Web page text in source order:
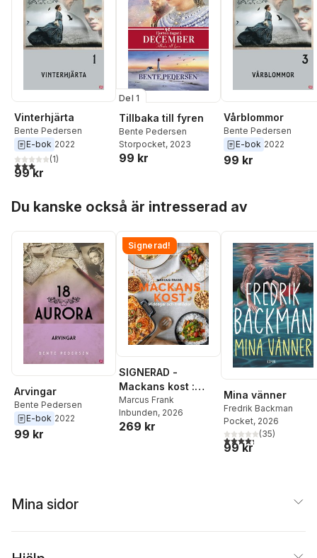
Vinterhjärta
Bente Pedersen
E-bok 2022
3,0utav 5 stjärnor. Totalt antal röster:
(1)
99 kr
Del 1
Tillbaka till fyren
Bente Pedersen
Storpocket, 2023
99 kr
Vårblommor
Bente Pedersen
E-bok 2022
99 kr
Du kanske också är intresserad av
Arvingar
Bente Pedersen
E-bok 2022
99 kr
Signerad!
SIGNERAD -
Mackans kost :
Middagar och
matlådor
Marcus Frank
Inbunden, 2026
269 kr
Mina vänner
Fredrik Backman
Pocket, 2026
4,3utav 5 stjärnor.
(35)
99 kr
Mina sidor